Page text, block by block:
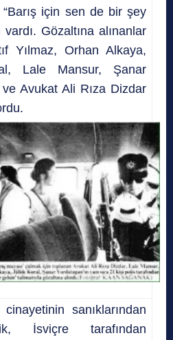
“Barış için sen de bir şey
vardı. Gözaltına alınanlar
Yılmaz, Orhan Alkaya,
Lale Mansur, Şanar
Avukat Ali Rıza Dizdar
sanıklarından
İsviçre tarafından